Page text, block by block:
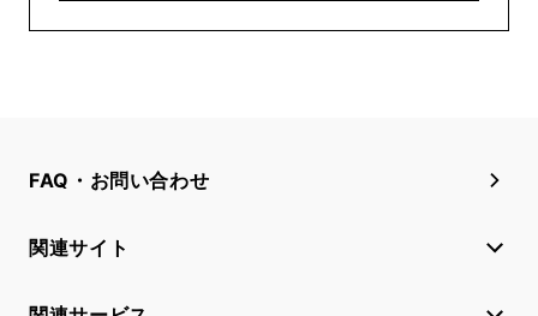
FAQ・お問い合わせ
関連サイト